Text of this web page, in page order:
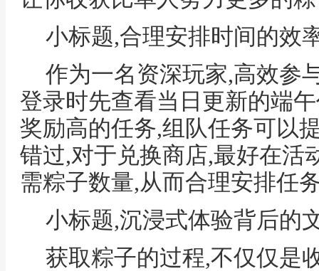
小标题,合理安排时间的效
作为一名资深玩家,高效参
登录时先查看当日更新的端
奖励高的任务,组队任务可以
错过,对于兑换商店,最好在活
需粽子数量,从而合理安排任
小标题,沉浸式体验背后的
获取粽子的过程,不仅仅是